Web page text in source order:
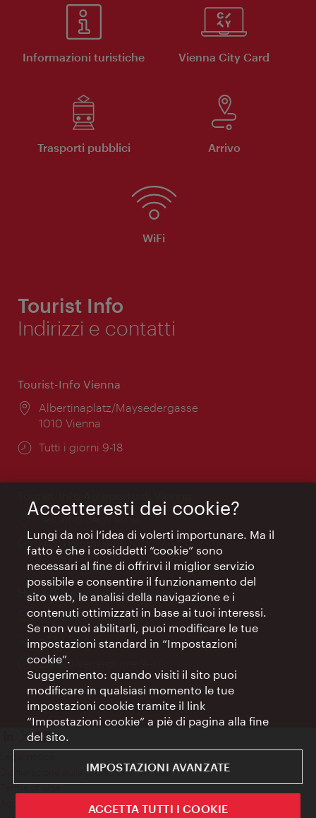
Informazioni turistiche Vienna City Card
Trasporti pubblici Arrivo
WiFi
Tourist Info
Indirizzi e contatti
Tourist-Info Vienna
Posizione:
Albertinaplatz/Maysedergasse
1010 Vienna
Orari
Tutti i giorni 9-18
Posizione:
nell’atrio degli arrivi
Orari
di
apertura:
Tutti i giorni 9-18
Hotel di Vienna e informazioni
Email:
info@wien.info
Telefono:
+43-1-24 555
Orari
di
apertura:
Lunedì-Venerdì ore 9–17
Dichiarazione sulla protezione dei dati
Terms of Use
Accetteresti dei cookie?
Lungi da noi l’idea di volerti importunare. Ma il
fatto è che i cosiddetti “cookie” sono
necessari al fine di offrirvi il miglior servizio
possibile e consentire il funzionamento del
sito web, le analisi della navigazione e i
contenuti ottimizzati in base ai tuoi interessi.
Se non vuoi abilitarli, puoi modificare le tue
impostazioni standard in “Impostazioni
cookie”.
Suggerimento: quando visiti il sito puoi
modificare in qualsiasi momento le tue
impostazioni cookie tramite il link
“Impostazioni cookie” a piè di pagina alla fine
del sito.
IMPOSTAZIONI AVANZATE
ACCETTA TUTTI I COOKIE